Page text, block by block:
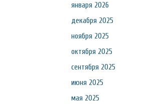
января 2026
декабря 2025
ноября 2025
октября 2025
сентября 2025
июня 2025
мая 2025